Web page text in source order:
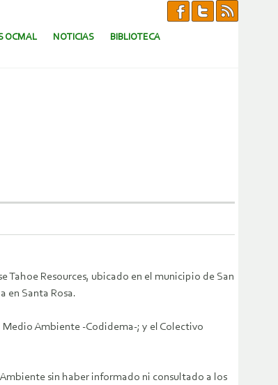
OCMAL NOTICIAS BIBLIOTECA
Tahoe Resources, ubicado en el municipio de San
en Santa Rosa.
Medio Ambiente -Codidema-; y el Colectivo
sin haber informado ni consultado a los